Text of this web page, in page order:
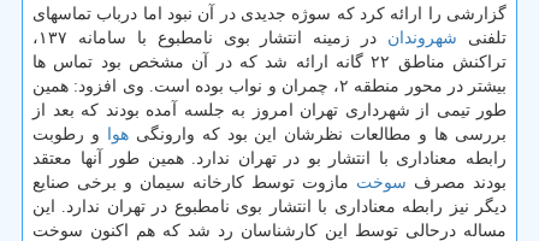
گزارشی را ارائه كرد كه سوژه جدیدی در آن نبود اما درباب تماسهای
تلفنی شهروندان
در زمینه انتشار بوی نامطبوع با سامانه ۱۳۷،
تراكنش مناطق ۲۲ گانه ارائه شد كه در آن مشخص بود تماس ها
بیشتر در محور منطقه ۲، چمران و نواب بوده است. وی افزود: همین
طور تیمی از شهرداری تهران امروز به جلسه آمده بودند كه بعد از
بررسی ها و مطالعات نظرشان این بود كه وارونگیهوا و رطوبت
رابطه معناداری با انتشار بو در تهران ندارد. همین طور آنها معتقد
بودند مصرف سوخت مازوت توسط كارخانه سیمان و برخی صنایع
دیگر نیز رابطه معناداری با انتشار بوی نامطبوع در تهران ندارد. این
مساله درحالی توسط این كارشناسان رد شد كه هم اكنون سوخت